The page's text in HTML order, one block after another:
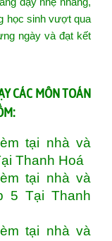
học sinh vượt qua
ngày và đạt kết
CÁC MÔN TOÁN
tại nhà và
Thanh Hoá
tại nhà và
5 Tại Thanh
tại nhà và